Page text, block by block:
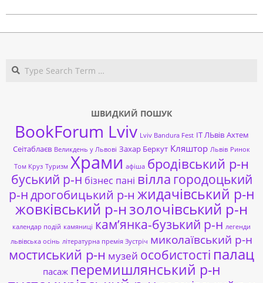
ШВИДКИЙ ПОШУК
BookForum Lviv Lviv Bandura Fest ІТ ЛЬвів Ахтем
Сеітаблаєв Великдень у Львові Захар Беркут Кляштор Львів Ринок
Том Круз Туризм Храми афіша бродівський р-н
буський р-н бізнес пані вілла городоцький
р-ндрогобицький р-н жидачівський р-н
жовківський р-нзолочівський р-н
календар подій камяниці кам’янка-бузький р-н легенди
львівська осінь літературна премія Зустріч миколаївський р-н
мостиський р-н музей особистості палац
пасаж перемишлянський р-н